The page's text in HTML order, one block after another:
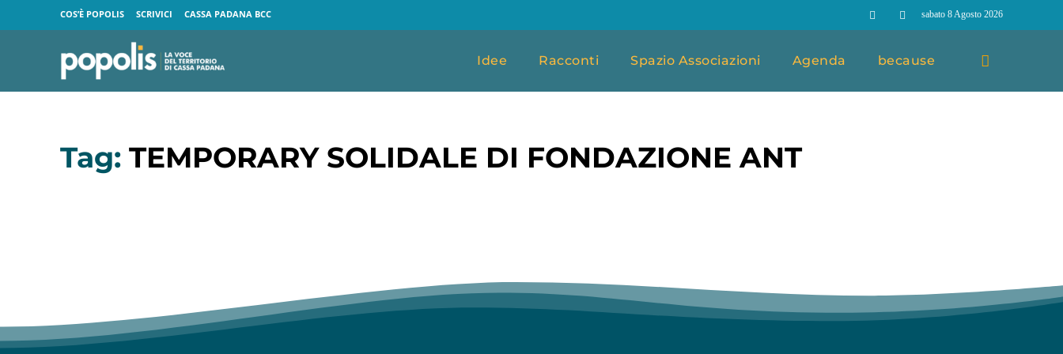
COS’È POPOLIS SCRIVICI CASSA PADANA BCC sabato 8 Agosto 2026
Idee Racconti Spazio Associazioni Agenda because
Tag: TEMPORARY SOLIDALE DI FONDAZIONE ANT